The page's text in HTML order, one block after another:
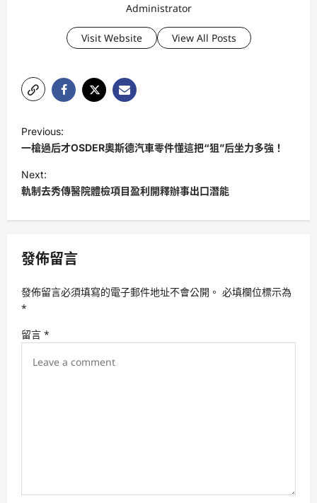
Administrator
Visit Website View All Posts
o
s
t
v
g
t
Previous:
一槍過后才OSDER奧斯德汽車零件懂這把“狙”后坐力多強！
Next:
軌制去秀傳醫院體檢項目盈利開釋辦事出口潛能
發佈留言
發佈留言必須填寫的電子郵件地址不會公開。 必填欄位標示為
*
留言 *